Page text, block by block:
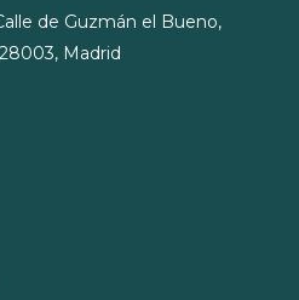
de Guzmán el Bueno,
Madrid